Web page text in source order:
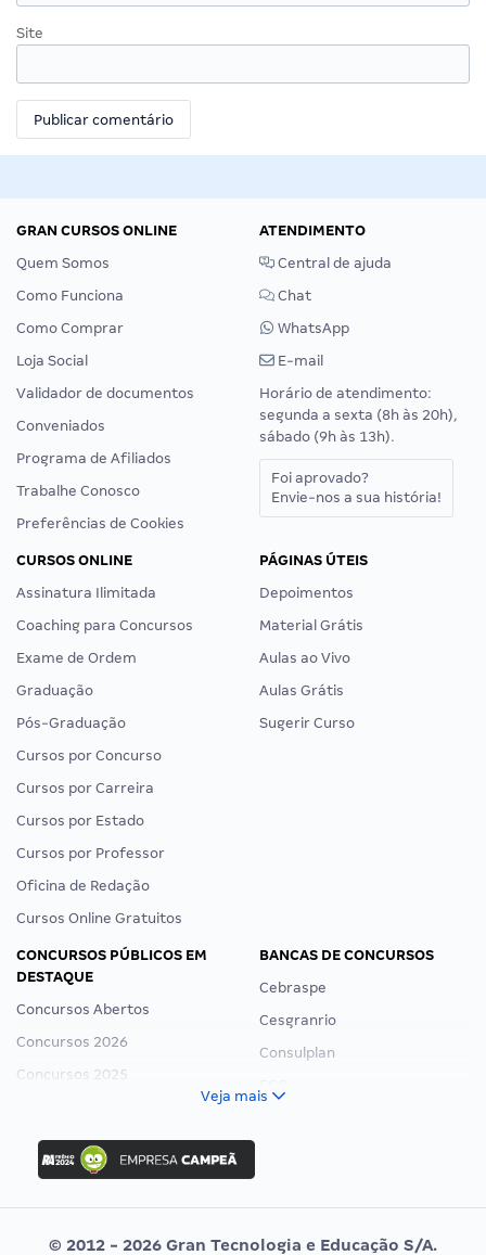
Site
GRAN CURSOS ONLINE
Quem Somos
Como Funciona
Como Comprar
Loja Social
Validador de documentos
Conveniados
Programa de Afiliados
Trabalhe Conosco
Preferências de Cookies
ATENDIMENTO
Central de ajuda
Chat
WhatsApp
E-mail
Horário de atendimento:
segunda a sexta (8h às 20h),
sábado (9h às 13h).
Foi aprovado?
Envie-nos a sua história!
CURSOS ONLINE
Assinatura Ilimitada
Coaching para Concursos
Exame de Ordem
Graduação
Pós-Graduação
Cursos por Concurso
Cursos por Carreira
Cursos por Estado
Cursos por Professor
Oficina de Redação
Cursos Online Gratuitos
PÁGINAS ÚTEIS
Depoimentos
Material Grátis
Aulas ao Vivo
Aulas Grátis
Sugerir Curso
CONCURSOS PÚBLICOS EM
DESTAQUE
Concursos Abertos
Concursos 2026
Concursos 2025
Concurso Ibama
Concurso MPU
Editais publicados
BANCAS DE CONCURSOS
Cebraspe
Cesgranrio
Consulplan
Vunesp
Veja mais
© 2012 - 2026 Gran Tecnologia e Educação S/A.